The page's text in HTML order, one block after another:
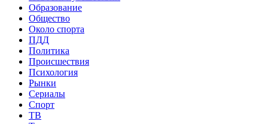
Образование
Общество
Около спорта
ПДД
Политика
Происшествия
Психология
Рынки
Сериалы
Спорт
ТВ